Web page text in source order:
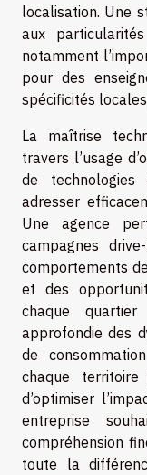
localisation. Une
aux
notamment
pour des
spécificités
La maîtrise
travers l’usage
de technologies
adresser
Une agence
campagnes
comportements
et des
chaque
approfondie des
de
chaque
d’optimiser
entreprise
compréhension
toute la